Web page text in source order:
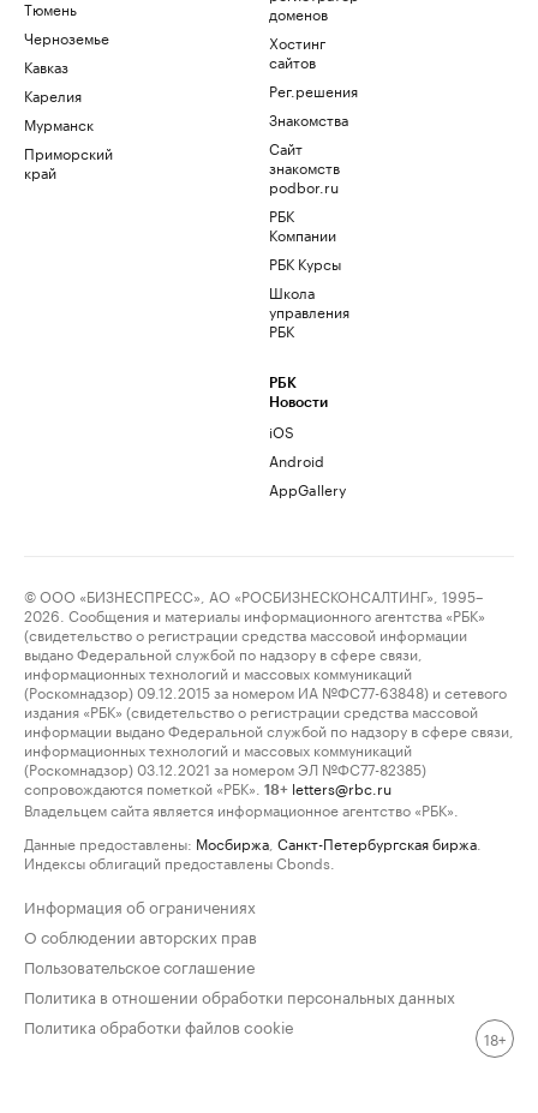
Тюмень
Черноземье
Кавказ
Карелия
Мурманск
Приморский
край
доменов
Хостинг
сайтов
Рег.решения
Знакомства
Сайт
знакомств
podbor.ru
РБК
Компании
РБК Курсы
Школа
управления
РБК
РБК
Новости
iOS
Android
AppGallery
© ООО «БИЗНЕСПРЕСС», АО «РОСБИЗНЕСКОНСАЛТИНГ», 1995–
2026. Сообщения и материалы информационного агентства «РБК»
(свидетельство о регистрации средства массовой информации
выдано Федеральной службой по надзору в сфере связи,
информационных технологий и массовых коммуникаций
(Роскомнадзор) 09.12.2015 за номером ИА №ФС77-63848) и сетевого
издания «РБК» (свидетельство о регистрации средства массовой
информации выдано Федеральной службой по надзору в сфере связи,
информационных технологий и массовых коммуникаций
(Роскомнадзор) 03.12.2021 за номером ЭЛ №ФС77-82385)
сопровождаются пометкой «РБК».
18+ letters@rbc.ru
Владельцем сайта является информационное агентство «РБК».
Данные предоставлены: Мосбиржа Санкт-Петербургская биржа
Индексы облигаций предоставлены Cbonds.
Информация об ограничениях
О соблюдении авторских прав
Пользовательское соглашение
Политика в отношении обработки персональных данных
Политика обработки файлов cookie
18+